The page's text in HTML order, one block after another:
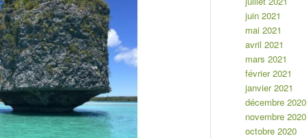
juin 2021
mai 2021
avril 2021
mars 2021
février 2021
janvier 2021
décembre 2020
novembre 2020
octobre 2020